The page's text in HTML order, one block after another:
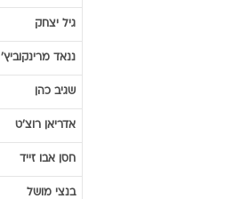
גיל יצחק
ננאד מרינקוביץ'
שגיב כהן
אדריאן רוצ'ט
חסן אבו זייד
בנצי מושל